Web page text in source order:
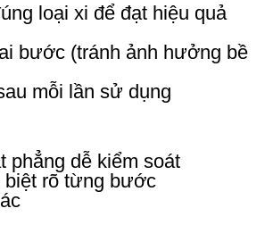
loại xi để đạt hiệu quả
bước (tránh ảnh hưởng bề
mỗi lần sử dụng
phẳng dễ kiểm soát
biệt rõ từng bước